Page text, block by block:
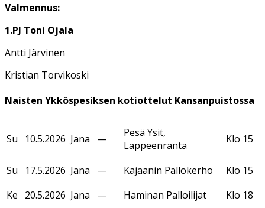
Valmennus:
1.PJ Toni Ojala
Antti Järvinen
Kristian Torvikoski
Naisten Ykköspesiksen kotiottelut Kansanpuistossa
Su 10.5.2026 Jana —
Pesä Ysit,
Lappeenranta
Klo 15
Su 17.5.2026 Jana — Kajaanin Pallokerho
Klo 15
Ke
20.5.2026 Jana — Haminan Palloilijat
Klo 18